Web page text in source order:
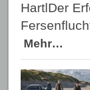
HartlDer
Mehr…